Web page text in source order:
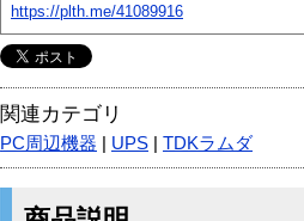
https://plth.me/41089916
関連カテゴリ
PC周辺機器 UPS TDKラムダ